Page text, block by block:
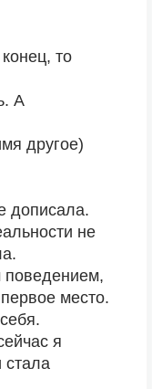
то
А
другое)
дописала.
не
поведением,
место.
я
стала